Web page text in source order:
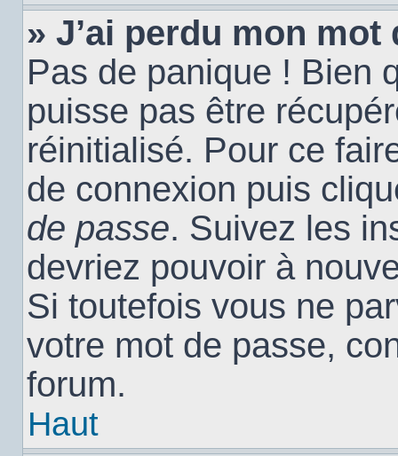
» J’ai perdu mon mot
Pas de panique ! Bien
puisse pas être
réinitialisé. Pour ce
de connexion puis
de passe. Suivez les
devriez pouvoir à
Si toutefois vous ne
votre mot de passe,
forum.
Haut